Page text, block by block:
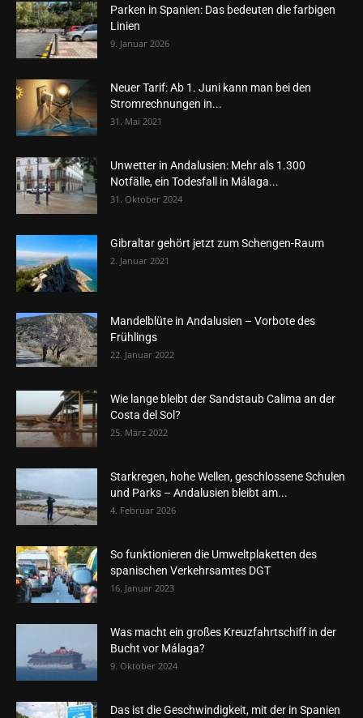
Parken in Spanien: Das bedeuten die farbigen
Linien
9. Januar 2026
Neuer Tarif: Ab 1. Juni kann man bei den
Stromrechnungen in...
31. Mai 2021
Unwetter in Andalusien: Mehr als 1.300
Notfälle, ein Todesfall in Málaga...
31. Oktober 2024
Gibraltar gehört jetzt zum Schengen-Raum
2. Januar 2021
Mandelblüte in Andalusien – Vorbote des
Frühlings
22. Januar 2022
Wie lange bleibt der Sandstaub Calima an der
Costa del Sol?
25. März 2022
Starkregen, hohe Wellen, geschlossene Schulen
und Parks – Andalusien bleibt am...
4. Februar 2026
So funktionieren die Umweltplaketten des
spanischen Verkehrsamtes DGT
16. Januar 2023
Was macht ein großes Kreuzfahrtschiff in der
Bucht vor Málaga?
9. Oktober 2024
Das ist die Geschwindigkeit, mit der in Spanien